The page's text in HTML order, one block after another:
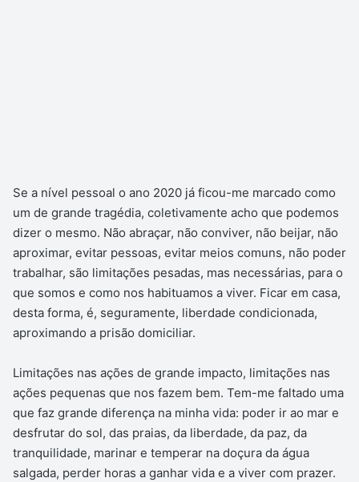
Se a nível pessoal o ano 2020 já ficou-me marcado como
um de grande tragédia, coletivamente acho que podemos
dizer o mesmo. Não abraçar, não conviver, não beijar, não
aproximar, evitar pessoas, evitar meios comuns, não poder
trabalhar, são limitações pesadas, mas necessárias, para o
que somos e como nos habituamos a viver. Ficar em casa,
desta forma, é, seguramente, liberdade condicionada,
aproximando a prisão domiciliar.
Limitações nas ações de grande impacto, limitações nas
ações pequenas que nos fazem bem. Tem-me faltado uma
que faz grande diferença na minha vida: poder ir ao mar e
desfrutar do sol, das praias, da liberdade, da paz, da
tranquilidade, marinar e temperar na doçura da água
salgada, perder horas a ganhar vida e a viver com prazer.